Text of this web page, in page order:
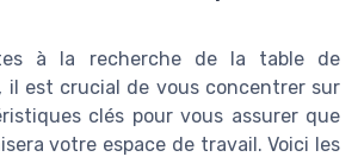
à la recherche de la table de
il est crucial de vous concentrer sur
clés pour vous assurer que
votre espace de travail. Voici les